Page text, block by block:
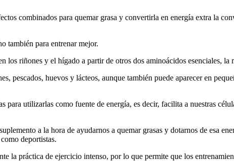
combinados para quemar grasa y convertirla en energía extra la
también para entrenar mejor.
los riñones y el hígado a partir de otros dos aminoácidos esenciales,
pescados, huevos y lácteos, aunque también puede aparecer en
utilizarlas como fuente de energía, es decir, facilita a nuestras
a la hora de ayudarnos a quemar grasas y dotarnos de esa
deportistas.
la práctica de ejercicio intenso, por lo que permite que los